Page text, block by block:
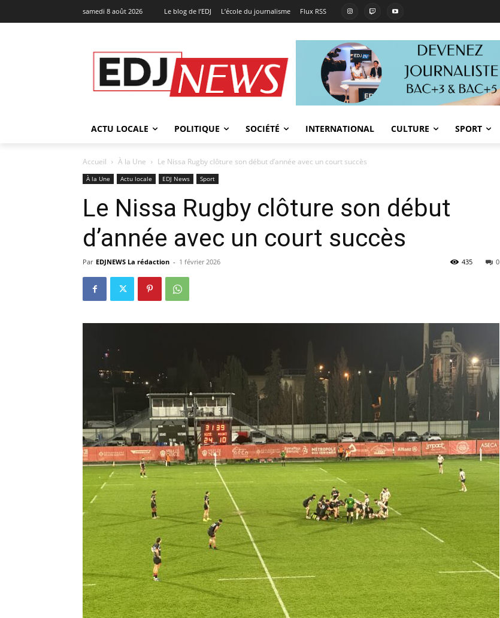
samedi 8 août 2026 Le blog de l’EDJ L’école du journalisme Flux RSS
ACTU LOCALE POLITIQUE SOCIÉTÉ INTERNATIONAL CULTURE SPORT
Accueil À la Une Le Nissa Rugby clôture son début d’année avec un court succès
À la Une Actu locale EDJ News Sport
Le Nissa Rugby clôture son début
d’année avec un court succès
Par EDJNEWS La rédaction - 1 février 2026 0
435